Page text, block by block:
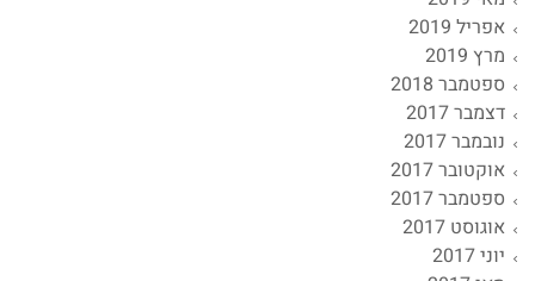
אפריל 2019
מרץ 2019
ספטמבר 2018
דצמבר 2017
נובמבר 2017
אוקטובר 2017
ספטמבר 2017
אוגוסט 2017
יוני 2017